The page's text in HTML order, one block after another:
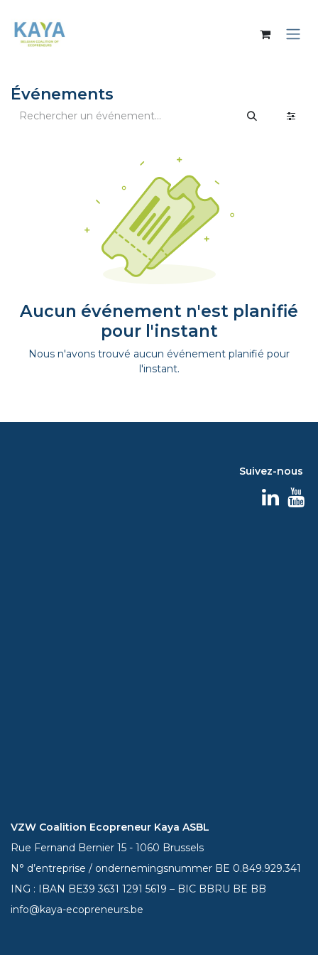
Événements
Aucun événement n'est planifié
pour l'instant
Nous n'avons trouvé aucun événement planifié pour
l'instant.
Suivez-nous
VZW Coalition Ecopreneur Kaya ASBL
Rue Fernand Bernier 15 - 1060 Brussels
N° d’entreprise / ondernemingsnummer BE 0.849.929.341
ING : IBAN BE393631 1291 5619 – BIC BBRU BE BB
info@kaya-ecopreneurs.be